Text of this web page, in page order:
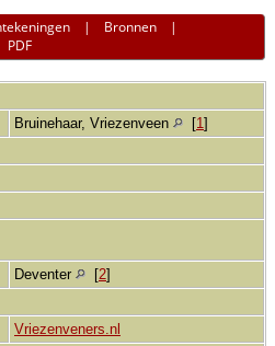
| Bronnen |
PDF
Bruinehaar, Vriezenveen [1 ]
Deventer [2]
Vriezenveners.nl